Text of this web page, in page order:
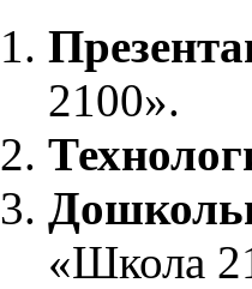
2100».
«Школа